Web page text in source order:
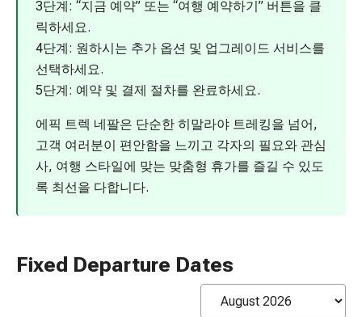
3단계: “지금 예약” 또는 “여행 예약하기” 버튼을 클
릭하세요.
4단계: 원하시는 추가 옵션 및 업그레이드 서비스를
선택하세요.
5단계: 예약 및 결제 절차를 완료하세요.
에픽 트렉 네팔은 단순한 히말라야 트레킹을 넘어,
고객 여러분이 편안함을 느끼고 각자의 필요와 관심
사, 여행 스타일에 맞는 맞춤형 휴가를 즐길 수 있도
록 최선을 다합니다.
Fixed Departure Dates